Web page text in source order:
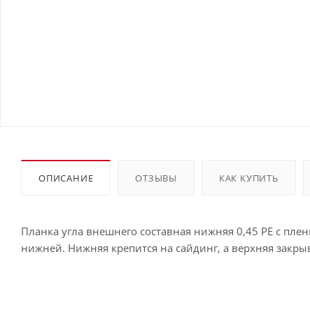
ОПИСАНИЕ ОТЗЫВЫ КАК КУПИТЬ
Планка угла внешнего составная нижняя 0,45 PE с
нижней. Нижняя крепится на сайдинг, а верхняя